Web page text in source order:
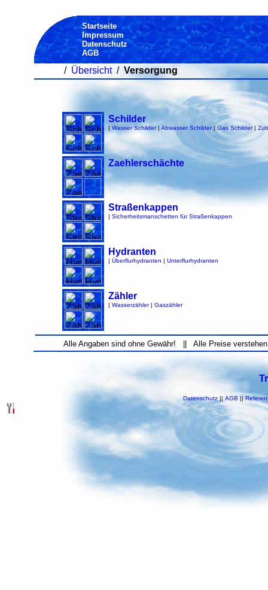
Startseite
Impressum
Datenschutz
AGB
/ Übersicht/ Versorgung
Schilder
| Wasser Schilder| Abwasser Schilder| Gas Schilder|
Zaehlerschächte
Straßenkappen
| Sicherheitsmanschetten für Straßenkappen
Hydranten
| Überflurhydranten | Unterflurhydranten
Zähler
| Wasserzähler| Gaszähler
Alle Angaben sind ohne Gewähr! || Alle Preise
Datenschutz|| AGB ||